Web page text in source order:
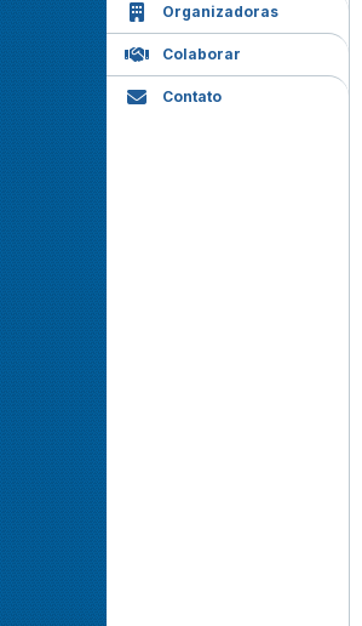
Organizadoras
Colaborar
Contato